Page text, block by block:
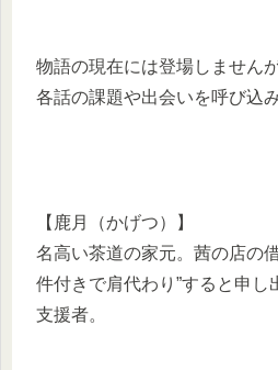
物語の現在には登場しません
各話の課題や出会いを呼び込み
【鹿月（かげつ）】
名高い茶道の家元。茜の店の
件付きで肩代わり”すると申し
支援者。